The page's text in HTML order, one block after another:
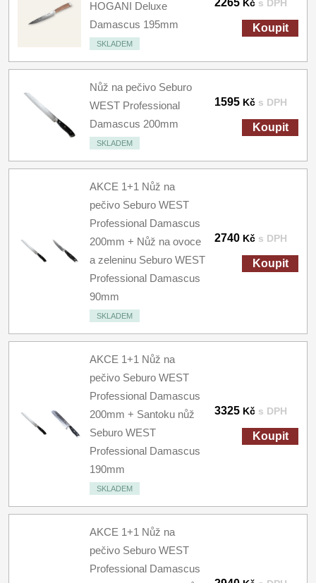
HOGANI Deluxe
Damascus 195mm
SKLADEM
2265 Kč s DPH
Koupit
Nůž na pečivo Seburo
WEST Professional
Damascus 200mm
SKLADEM
1595 Kč s DPH
Koupit
AKCE 1+1 Nůž na
pečivo Seburo WEST
Professional Damascus
200mm + Nůž na ovoce
a zeleninu Seburo WEST
Professional Damascus
90mm
SKLADEM
2740 Kč s DPH
Koupit
AKCE 1+1 Nůž na
pečivo Seburo WEST
Professional Damascus
200mm + Santoku nůž
Seburo WEST
Professional Damascus
190mm
SKLADEM
3325 Kč s DPH
Koupit
AKCE 1+1 Nůž na
pečivo Seburo WEST
Professional Damascus